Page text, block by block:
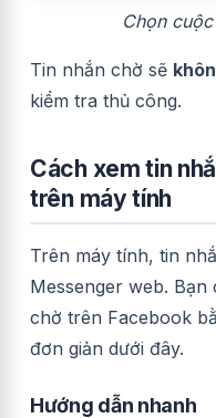
Chọn
Tin nhắn chờ sẽ
kiểm tra thủ công.
Cách xem tin
trên máy tính
Trên máy tính, tin
Messenger web.
chờ trên Facebook
đơn giản dưới đây.
Hướng dẫn nhanh